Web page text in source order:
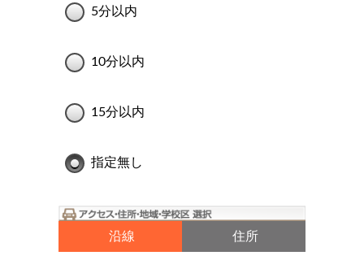
5分以内
10分以内
15分以内
指定無し
沿線 住所